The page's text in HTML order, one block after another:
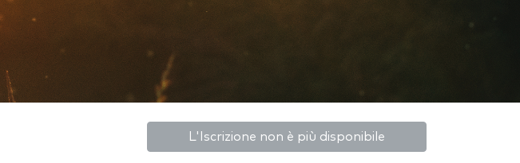
L'Iscrizione non è più disponibile